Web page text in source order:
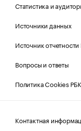
Статистика и
Источники данных
Источник
Вопросы и ответы
Политика Cookies РБК
Контактная